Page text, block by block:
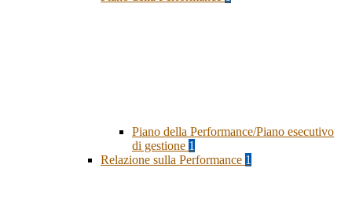
Piano della Performance/Piano esecutivo
di gestione 1
Relazione sulla Performance 1